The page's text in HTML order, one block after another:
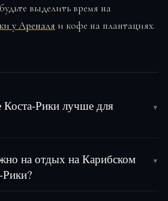
выделить время на
у Ареналя и кофе на плантациях.
Коста-Рики лучше для
▾
на отдых на Карибском
Рики?
▾